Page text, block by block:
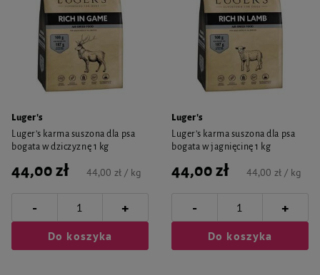
Luger's
Luger’s karma suszona dla psa
bogata w dziczyznę 1 kg
44,00 zł 44,00 zł / kg
- +
Do koszyka
Luger's
Luger’s karma suszona dla psa
bogata w jagnięcinę 1 kg
44,00 zł 44,00 zł / kg
- +
Do koszyka